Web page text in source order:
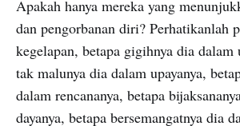
Apakah hanya mereka yang
dan pengorbanan diri? Perhatikanlah
kegelapan, betapa gigihnya dia dalam
tak malunya dia dalam upayanya,
dalam rencananya, betapa
dayanya, betapa bersemangatnya dia